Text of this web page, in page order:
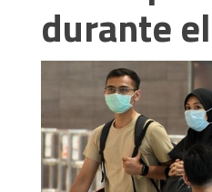
durante